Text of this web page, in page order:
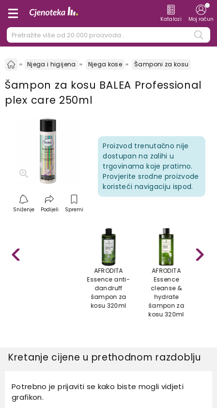
Katalozi Moj račun
Njega i higijena Njega kose Šamponi za kosu
Šampon za kosu BALEA Professional
plex care 250ml
Sniženje Podijeli Spremi
Proizvod trenutačno nije
dostupan na zalihi u
trgovinama koje pratimo.
Provjerite srodne proizvode
koristeći navigaciju ispod.
AFRODITA
Essence anti-
dandruff
šampon za
kosu 320ml
AFRODITA
Essence
cleanse &
hydrate
šampon za
kosu 320ml
Kretanje cijene u prethodnom razdoblju
Potrebno je prijaviti se kako biste mogli vidjeti
grafikon.